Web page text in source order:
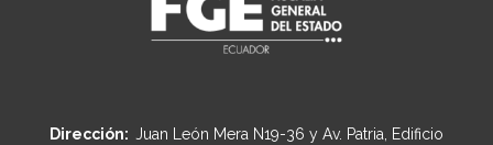
Dirección: Juan León Mera N19-36 y Av. Patria, Edificio